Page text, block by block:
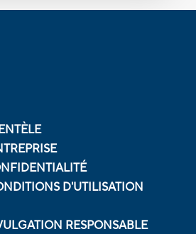
D'UTILISATION
RESPONSABLE